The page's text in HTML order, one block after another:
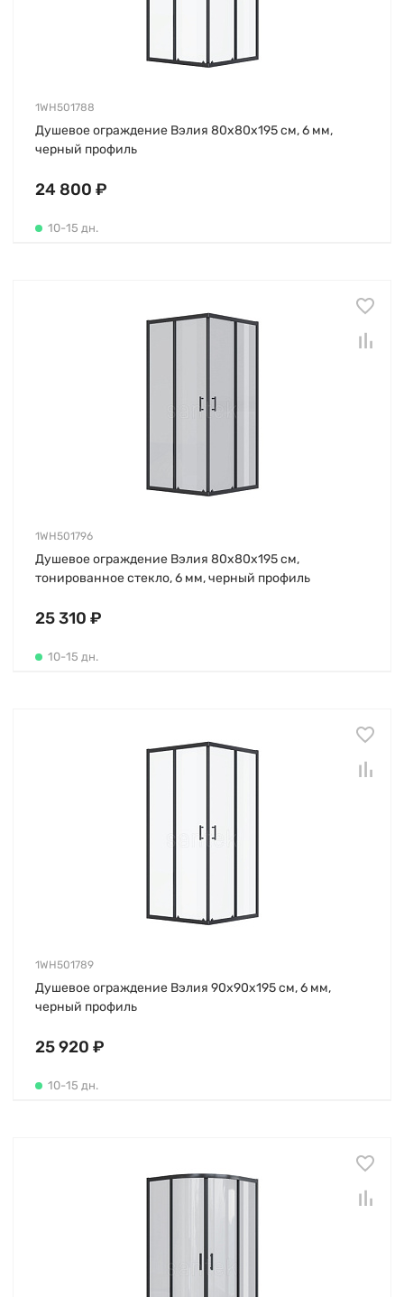
1WH501788
Душевое ограждение Вэлия 80х80х195 см, 6 мм,
черный профиль
24 800 ₽
10-15 дн.
1WH501796
Душевое ограждение Вэлия 80х80х195 см,
тонированное стекло, 6 мм, черный профиль
25 310 ₽
10-15 дн.
1WH501789
Душевое ограждение Вэлия 90х90х195 см, 6 мм,
черный профиль
25 920 ₽
10-15 дн.